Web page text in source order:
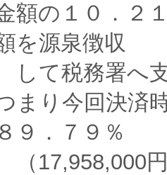
額の１０．２
を源泉徴収
して税務署へ
まり今回決済
８９．７９％
（17,958,000